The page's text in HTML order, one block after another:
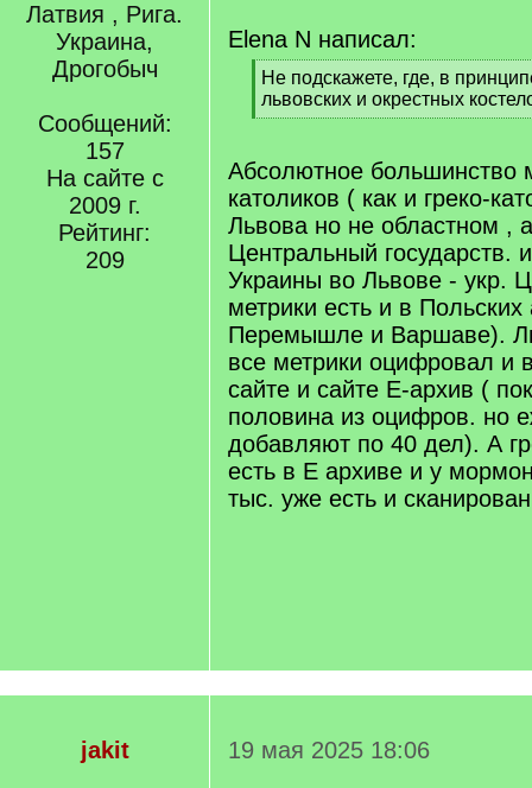
Латвия , Рига.
Украина,
Дрогобыч
Сообщений:
157
На сайте с
2009 г.
Рейтинг:
209
Elena N написал:
[
q
]
Не подскажете, где, в
львовских и окрестных
[
q
]
Абсолютное большинство
католиков ( как и греко-
Львова но не областном ,
Центральный государств.
Украины во Львове - укр.
метрики есть и в Польских
Перемышле и Варшаве).
все метрики оцифровал и
сайте и сайте Е-архив (
половина из оцифров. но
добавляют по 40 дел). А
есть в Е архиве и у
тыс. уже есть и
jakit
19 мая 2025 18:06